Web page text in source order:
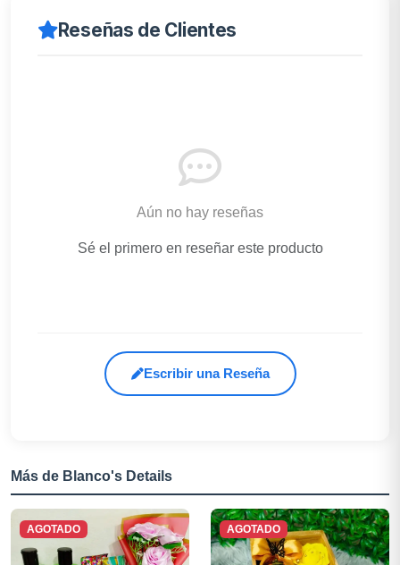
Reseñas de Clientes
Aún no hay reseñas
Sé el primero en reseñar este producto
Escribir una Reseña
Más de Blanco's Details
AGOTADO AGOTADO